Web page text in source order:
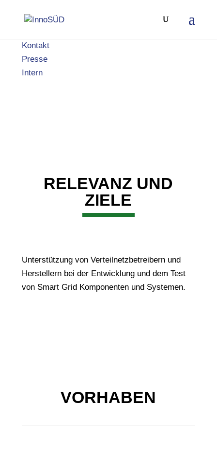
Kontakt
Presse
Intern
RELEVANZ UND
ZIELE
Unterstützung von Verteilnetzbetreibern und
Herstellern bei der Entwicklung und dem Test
von Smart Grid Komponenten und Systemen.
VORHABEN